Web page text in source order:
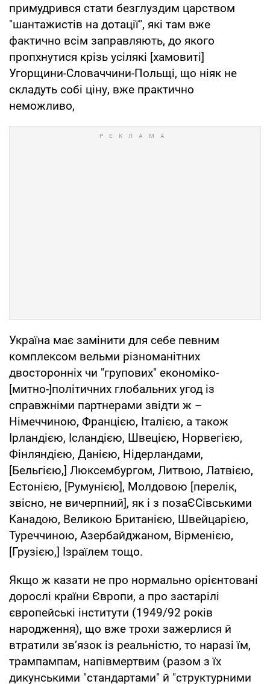
примудрився стати безглуздим царством
"шантажистів на дотації", які там вже
фактично всім заправляють, до якого
пропхнутися крізь усілякі [хамовиті]
Угорщини-Словаччини-Польщі, що ніяк не
складуть собі ціну, вже практично
неможливо,
Україна має замінити для себе певним
комплексом вельми різноманітних
двосторонніх чи "групових" економіко-
[митно-]політичних глобальних угод із
справжніми партнерами звідти ж –
Німеччиною, Францією, Італією, а також
Ірландією, Ісландією, Швецією, Норвегією,
Фінляндією, Данією, Нідерландами,
[Бельгією,] Люксембургом, Литвою, Латвією,
Естонією, [Румунією], Молдовою [перелік,
звісно, не вичерпний], як і з позаЄСівськими
Канадою, Великою Британією, Швейцарією,
Туреччиною, Азербайджаном, Вірменією,
[Грузією,] Ізраїлем тощо.
Якщо ж казати не про нормально орієнтовані
дорослі країни Європи, а про застарілі
європейські інститути (1949/92 років
народження), що вже трохи зажерлися й
втратили зв’язок із реальністю, то наразі їм,
трампампам, напівмертвим (разом з їх
дикунськими "стандартами" й "структурними